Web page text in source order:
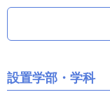
設置学部・学科